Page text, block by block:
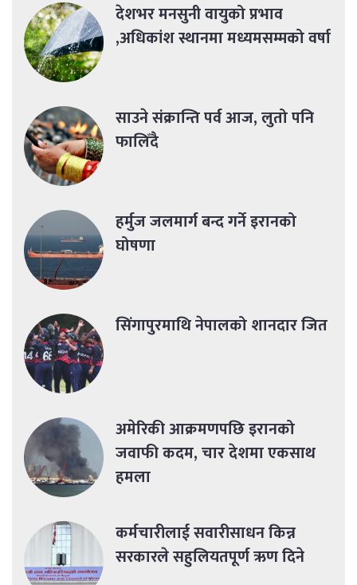
देशभर मनसुनी वायुको प्रभाव
,अधिकांश स्थानमा मध्यमसम्मको वर्षा
साउने संक्रान्ति पर्व आज, लुतो पनि
फालिँदै
हर्मुज जलमार्ग बन्द गर्ने इरानको
घोषणा
सिंगापुरमाथि नेपालको शानदार जित
अमेरिकी आक्रमणपछि इरानको
जवाफी कदम, चार देशमा एकसाथ
हमला
कर्मचारीलाई सवारीसाधन किन्न
सरकारले सहुलियतपूर्ण ऋण दिने